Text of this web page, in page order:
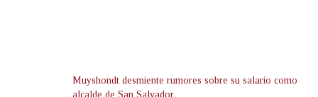
Muyshondt desmiente rumores sobre su salario como
alcalde de San Salvador